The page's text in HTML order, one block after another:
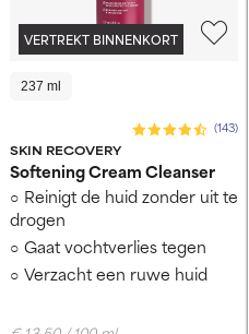
VERTREKT BINNENKORT
237 ml
SKIN RECOVERY
(143)
Softening Cream Cleanser
Reinigt de huid zonder uit te
drogen
Gaat vochtverlies tegen
Verzacht een ruwe huid